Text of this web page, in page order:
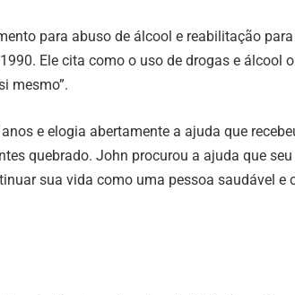
para abuso de álcool e reabilitação
Ele cita como o uso de drogas e álcool
mesmo”.
e elogia abertamente a ajuda que
quebrado. John procurou a ajuda que
sua vida como uma pessoa saudável e